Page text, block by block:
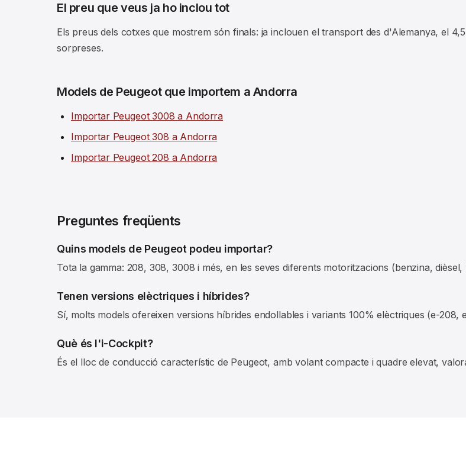
El preu que veus ja ho inclou tot
Els preus dels cotxes que mostrem són finals: ja inclouen el transport des d'Alemanya, el
sorpreses.
Models de Peugeot que importem a Andorra
Importar Peugeot 3008 a Andorra
Importar Peugeot 308 a Andorra
Importar Peugeot 208 a Andorra
Preguntes freqüents
Quins models de Peugeot podeu importar?
Tota la gamma: 208, 308, 3008 i més, en les seves diferents motoritzacions (benzina,
Tenen versions elèctriques i híbrides?
Sí, molts models ofereixen versions híbrides endollables i variants 100% elèctriques (e-208,
Què és l'i-Cockpit?
És el lloc de conducció característic de Peugeot, amb volant compacte i quadre elevat,